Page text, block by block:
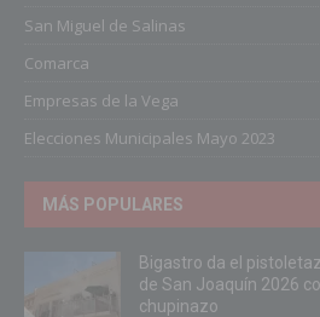
San Miguel de Salinas
Comarca
Empresas de la Vega
Elecciones Municipales Mayo 2023
MÁS POPULARES
Bigastro da el
de San Joaquín 2026
chupinazo